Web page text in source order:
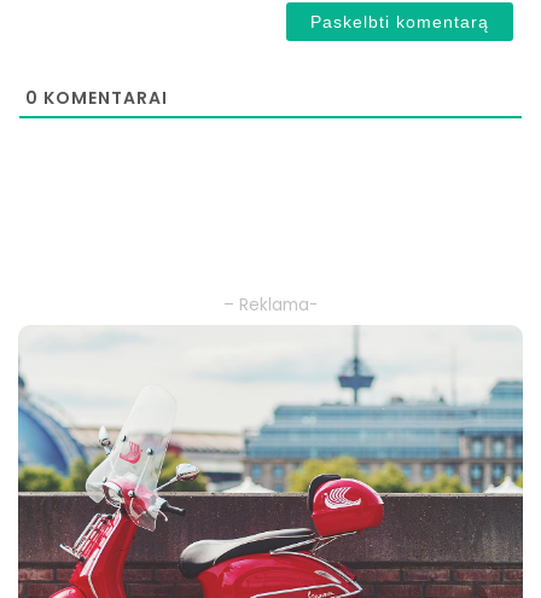
0 KOMENTARAI
– Reklama-